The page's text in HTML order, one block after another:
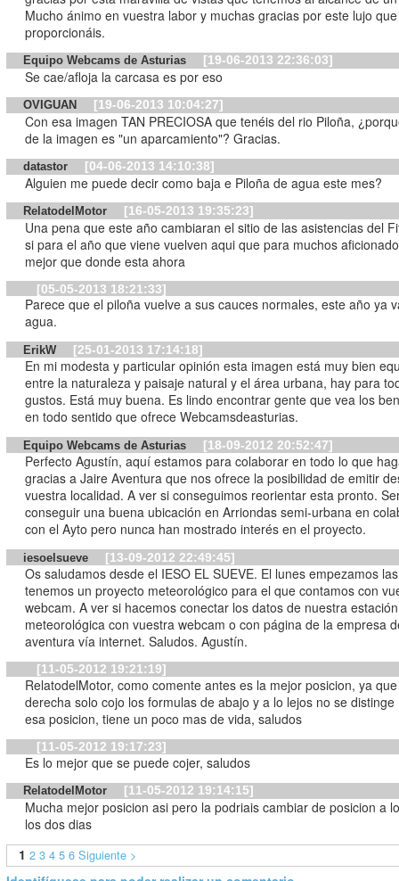
Mucho ánimo en vuestra labor y muchas gracias por este lujo
proporcionáis.
Equipo Webcams de Asturias [19-06-2013 22:36:03]
Se cae/afloja la carcasa es por eso
OVIGUAN [19-06-2013 10:04:27]
Con esa imagen TAN PRECIOSA que tenéis del rio Piloña,
de la imagen es "un aparcamiento"? Gracias.
datastor [04-06-2013 14:10:38]
Alguien me puede decir como baja e Piloña de agua este mes?
RelatodelMotor [16-05-2013 19:35:23]
Una pena que este año cambiaran el sitio de las asistencias del
si para el año que viene vuelven aqui que para muchos
mejor que donde esta ahora
[05-05-2013 18:21:33]
Parece que el piloña vuelve a sus cauces normales, este año ya
agua.
ErikW [25-01-2013 17:14:18]
En mi modesta y particular opinión esta imagen está muy bien
entre la naturaleza y paisaje natural y el área urbana, hay para
gustos. Está muy buena. Es lindo encontrar gente que vea los
en todo sentido que ofrece Webcamsdeasturias.
Equipo Webcams de Asturias [18-09-2012 20:52:47]
Perfecto Agustín, aquí estamos para colaborar en todo lo que
gracias a Jaire Aventura que nos ofrece la posibilidad de emitir
vuestra localidad. A ver si conseguimos reorientar esta pronto.
conseguir una buena ubicación en Arriondas semi-urbana en
con el Ayto pero nunca han mostrado interés en el proyecto.
iesoelsueve [13-09-2012 22:49:45]
Os saludamos desde el IESO EL SUEVE. El lunes empezamos
tenemos un proyecto meteorológico para el que contamos con
webcam. A ver si hacemos conectar los datos de nuestra estación
meteorológica con vuestra webcam o con página de la empresa
aventura vía internet. Saludos. Agustín.
[11-05-2012 19:21:19]
RelatodelMotor, como comente antes es la mejor posicion, ya
derecha solo cojo los formulas de abajo y a lo lejos no se
esa posicion, tiene un poco mas de vida, saludos
[11-05-2012 19:17:23]
Es lo mejor que se puede cojer, saludos
RelatodelMotor [11-05-2012 19:14:15]
Mucha mejor posicion asi pero la podriais cambiar de posicion a
los dos dias
1 2 3 4 5 6 Siguiente >